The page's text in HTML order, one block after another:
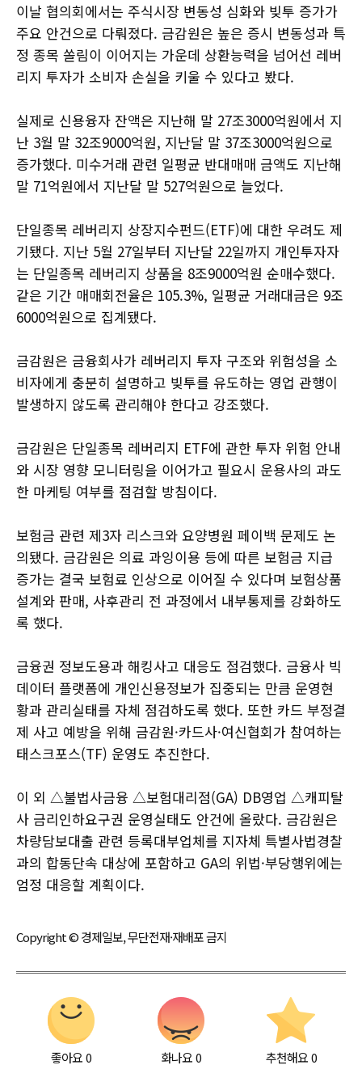
이날 협의회에서는 주식시장 변동성 심화와 빚투 증가가
주요 안건으로 다뤄졌다. 금감원은 높은 증시 변동성과 특
정 종목 쏠림이 이어지는 가운데 상환능력을 넘어선 레버
리지 투자가 소비자 손실을 키울 수 있다고 봤다.
실제로 신용융자 잔액은 지난해 말 27조3000억원에서 지
난 3월 말 32조9000억원, 지난달 말 37조3000억원으로
증가했다. 미수거래 관련 일평균 반대매매 금액도 지난해
말 71억원에서 지난달 말 527억원으로 늘었다.
단일종목 레버리지 상장지수펀드(ETF)에 대한 우려도 제
기됐다. 지난 5월 27일부터 지난달 22일까지 개인투자자
는 단일종목 레버리지 상품을 8조9000억원 순매수했다.
같은 기간 매매회전율은 105.3%, 일평균 거래대금은 9조
6000억원으로 집계됐다.
금감원은 금융회사가 레버리지 투자 구조와 위험성을 소
비자에게 충분히 설명하고 빚투를 유도하는 영업 관행이
발생하지 않도록 관리해야 한다고 강조했다.
금감원은 단일종목 레버리지 ETF에 관한 투자 위험 안내
와 시장 영향 모니터링을 이어가고 필요시 운용사의 과도
한 마케팅 여부를 점검할 방침이다.
보험금 관련 제3자 리스크와 요양병원 페이백 문제도 논
의됐다. 금감원은 의료 과잉이용 등에 따른 보험금 지급
증가는 결국 보험료 인상으로 이어질 수 있다며 보험상품
설계와 판매, 사후관리 전 과정에서 내부통제를 강화하도
록 했다.
금융권 정보도용과 해킹사고 대응도 점검했다. 금융사 빅
데이터 플랫폼에 개인신용정보가 집중되는 만큼 운영현
황과 관리실태를 자체 점검하도록 했다. 또한 카드 부정결
제 사고 예방을 위해 금감원·카드사·여신협회가 참여하는
태스크포스(TF) 운영도 추진한다.
이 외 △불법사금융 △보험대리점(GA) DB영업 △캐피탈
사 금리인하요구권 운영실태도 안건에 올랐다. 금감원은
차량담보대출 관련 등록대부업체를 지자체 특별사법경찰
과의 합동단속 대상에 포함하고 GA의 위법·부당행위에는
엄정 대응할 계획이다.
Copyright © 경제일보, 무단전재·재배포 금지
좋아요0 화나요0 추천해요 0